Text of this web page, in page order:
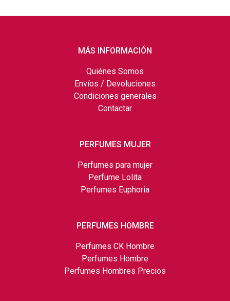
MÁS INFORMACIÓN
Quiénes Somos
Envíos / Devoluciones
Condiciones generales
Contactar
PERFUMES MUJER
Perfumes para mujer
Perfume Lolita
Perfumes Euphoria
PERFUMES HOMBRE
Perfumes CK Hombre
Perfumes Hombre
Perfumes Hombres Precios